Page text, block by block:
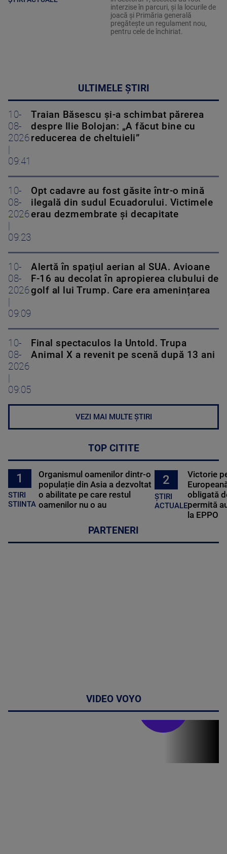
interzise în parcuri, și la locurile de
joacă și Primăria generală
pregătește un regulament nou,
pentru cele de închiriat.
ULTIMELE ȘTIRI
10-
08-
2026
|
09:41
Traian Băsescu și-a schimbat părerea
despre Ilie Bolojan: „A făcut bine cu
reducerea de cheltuieli”
10-
08-
2026
|
09:23
Opt cadavre au fost găsite într-o mină
ilegală din sudul Ecuadorului. Victimele
erau dezmembrate și decapitate
10-
08-
2026
|
09:09
Alertă în spațiul aerian al SUA. Avioane
F-16 au decolat în apropierea clubului de
golf al lui Trump. Care era amenințarea
10-
08-
2026
|
09:05
Final spectaculos la Untold. Trupa
Animal X a revenit pe scenă după 13 ani
VEZI MAI MULTE ȘTIRI
TOP CITITE
1
STIRI
STIINTA
Organismul oamenilor dintr-o
populație din Asia a dezvoltat
o abilitate pe care restul
oamenilor nu o au
2
ȘTIRI
ACTUALE
Victorie
obligată
permită
la EPPO
PARTENERI
VIDEO VOYO
Stirile PRO TV